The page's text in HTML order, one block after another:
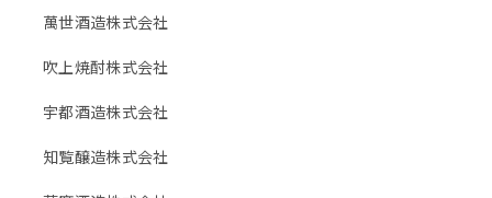
萬世酒造株式会社
吹上焼酎株式会社
宇都酒造株式会社
知覧醸造株式会社